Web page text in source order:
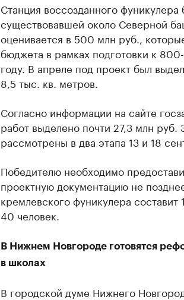
Станция воссозданного фуникулера
существовавшей около Северной
оценивается в 500 млн руб.,
бюджета в рамках подготовки к
году. В апреле под проект был
8,5 тыс. кв. метров.
Согласно информации на сайте
работ выделено почти 27,3 млн руб.
рассмотрены в два этапа 13 и 18
Победителю необходимо
проектную документацию не
кремлевского фуникулера
40 человек.
В Нижнем Новгороде готовятся
в школах
В городской думе Нижнего